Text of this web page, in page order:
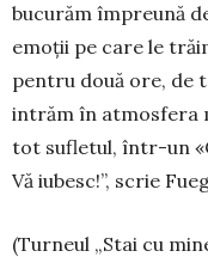
bucurăm împreună
emoții pe care le
pentru două ore, de
intrăm în atmosfera
tot su­fletul, într-un
Vă iu­besc!”, scrie
(Turneul „Stai cu